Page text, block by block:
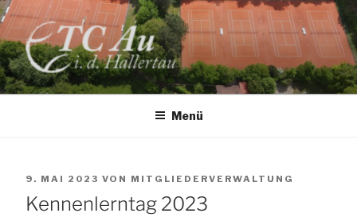
Zum
Inhalt
springen
TC AU Menü
VERÖFFENTLICHT
AM
9. MAI 2023 VON MITGLIEDERVERWALTUNG
Kennenlerntag 2023